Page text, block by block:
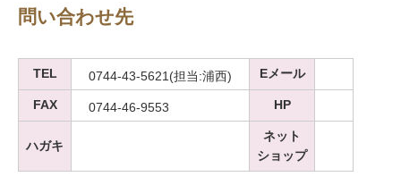
問い合わせ先
TEL 0744-43-5621(担当:浦西) Eメール
FAX 0744-46-9553 HP
ハガキ
ネット
ショップ